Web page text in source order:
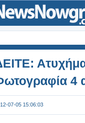
4
07-05 15:06:03